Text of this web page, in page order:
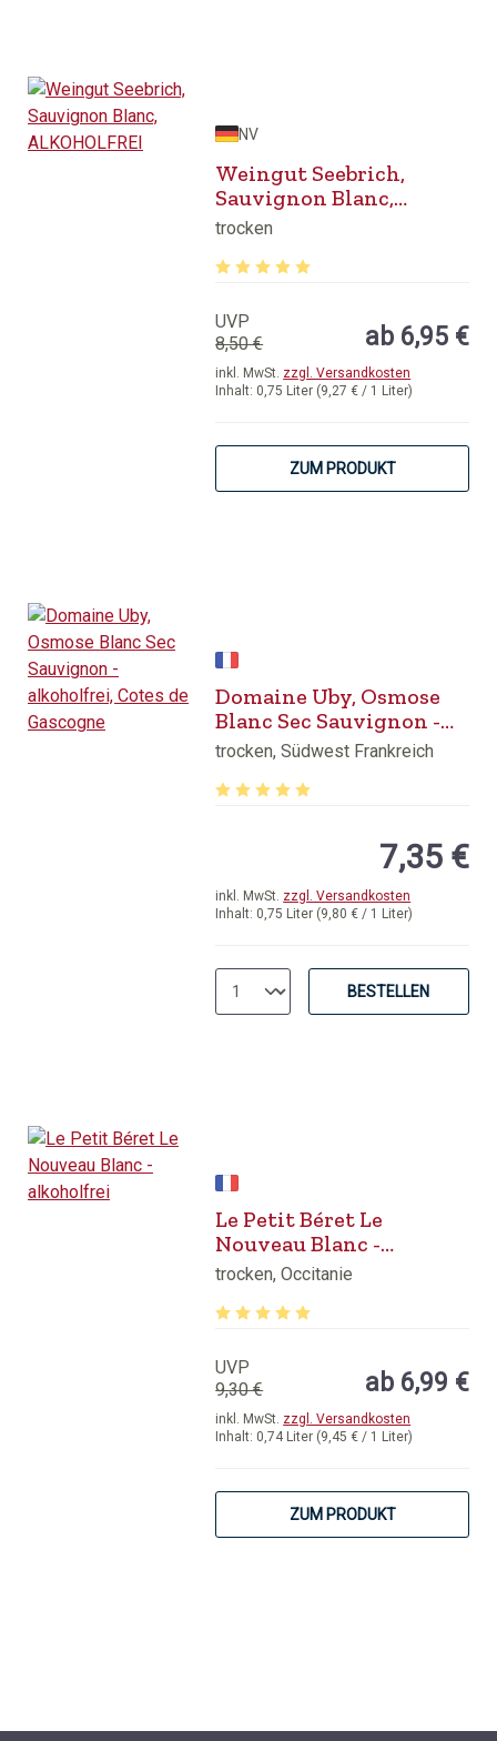
NV
Weingut Seebrich,
Sauvignon Blanc,
ALKOHOLFREI
trocken
Inhalt: 0,75 Liter (9,27 € / 1 Liter)
inkl. MwSt. zzgl. Versandkosten
UVP
8,50 €
ab 6,95 €
ZUM PRODUKT
Domaine Uby, Osmose
Blanc Sec Sauvignon -
alkoholfrei, Cotes de
trocken, Südwest Frankreich
Inhalt: 0,75 Liter (9,80 € / 1 Liter)
inkl. MwSt. zzgl. Versandkosten
7,35 €
BESTELLEN
Le Petit Béret Le
Nouveau Blanc -
alkoholfrei
trocken, Occitanie
Inhalt: 0,74 Liter (9,45 € / 1 Liter)
inkl. MwSt. zzgl. Versandkosten
UVP
9,30 €
ab 6,99 €
ZUM PRODUKT